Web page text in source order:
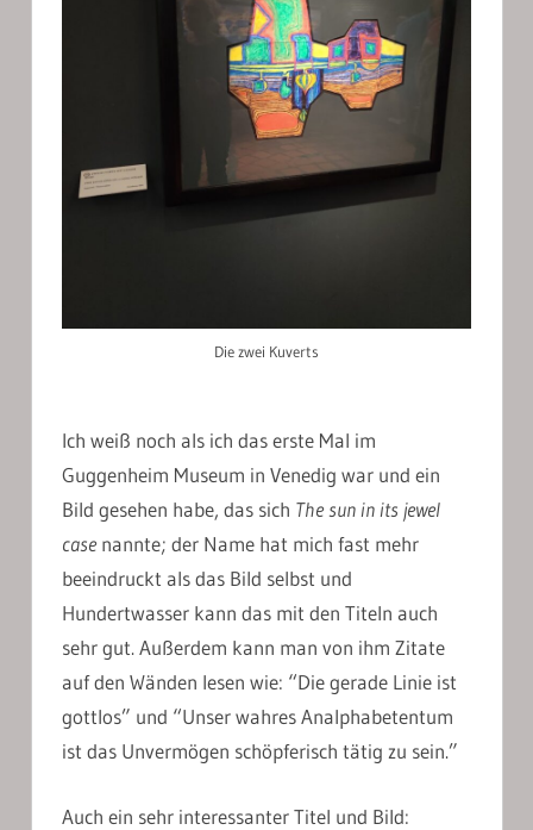
Die zwei Kuverts
Ich weiß noch als ich das erste Mal im
Guggenheim Museum in Venedig war und ein
Bild gesehen habe, das sich The sun in its jewel
casenannte; der Name hat mich fast mehr
beeindruckt als das Bild selbst und
Hundertwasser kann das mit den Titeln auch
sehr gut. Außerdem kann man von ihm Zitate
auf den Wänden lesen wie: “Die gerade Linie ist
gottlos” und “Unser wahres Analphabetentum
ist das Unvermögen schöpferisch tätig zu sein.”
Auch ein sehr interessanter Titel und Bild: